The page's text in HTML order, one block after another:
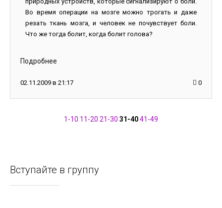
Во время операции на мозге можно трогать и даже
резать ткань мозга, и человек не почувствует боли.
Что же тогда болит, когда болит голова?
Подробнее
02.11.2009 в 21:17 0
1-10 11-20 21-30 31-4041-49
Вступайте в группу